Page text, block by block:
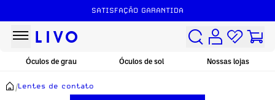
SATISFAÇÃO GARANTIDA
Óculos de grau Óculos de sol Nossas lojas
/Lentes de contato